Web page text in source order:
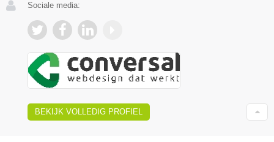
Sociale media:
BEKIJK VOLLEDIG PROFIEL